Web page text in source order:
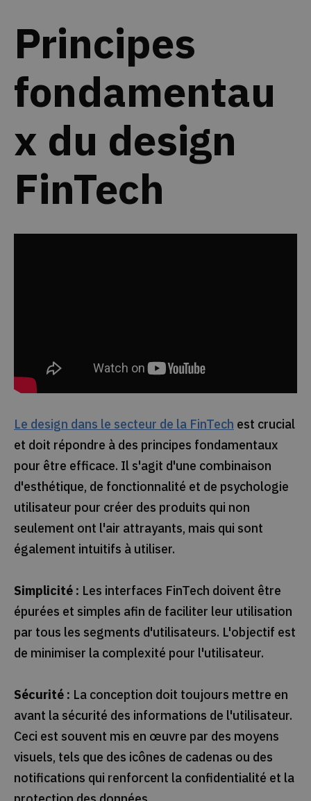
Principes
fondamentau
x du design
FinTech
Le design dans le secteur de la FinTech est crucial
et doit répondre à des principes fondamentaux
pour être efficace. Il s'agit d'une combinaison
d'esthétique, de fonctionnalité et de psychologie
utilisateur pour créer des produits qui non
seulement ont l'air attrayants, mais qui sont
également intuitifs à utiliser.
Simplicité : Les interfaces FinTech doivent être
épurées et simples afin de faciliter leur utilisation
par tous les segments d'utilisateurs. L'objectif est
de minimiser la complexité pour l'utilisateur.
Sécurité : La conception doit toujours mettre en
avant la sécurité des informations de l'utilisateur.
Ceci est souvent mis en œuvre par des moyens
visuels, tels que des icônes de cadenas ou des
notifications qui renforcent la confidentialité et la